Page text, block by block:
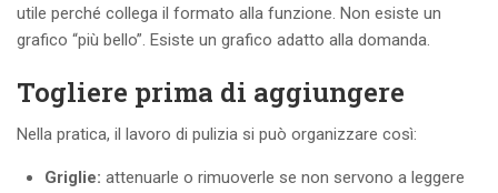
utile perché collega il formato alla funzione. Non esiste un
grafico “più bello”. Esiste un grafico adatto alla domanda.
Togliere prima di aggiungere
Nella pratica, il lavoro di pulizia si può organizzare così:
Griglie: attenuarle o rimuoverle se non servono a leggere